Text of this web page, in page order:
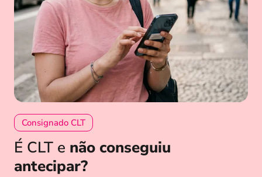
Consignado CLT
É CLT e não conseguiu
antecipar?